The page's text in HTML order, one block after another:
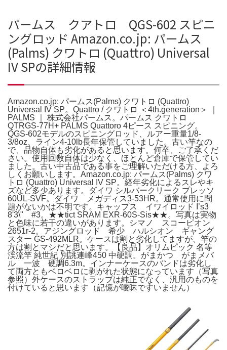
パームス クアトロ QGS-602 スピニ
ングロッド Amazon.co.jp: パームス
(Palms) クワトロ (Quattro) Universal
IV SPの詳細情報
Amazon.co.jp: パームス(Palms) クワトロ (Quattro)
Universal IV SP。Quattro / クワトロ ＜4th.generation＞ ｜
PALMS ｜ 株式会社パームス。パームス クワトロ
QTRGS-77H+ PALMS Quattoro 4ピース スピニング。
QGS-602モデルのスピニングロッド、ルアー重量1/8-
3/8oz、ライン4-10lb長年保管していました。古い竿なの
で、品物自体も劣化があると思います。何卒、ご了承くだ
さい。使用回数自体は少なく、ほとんど倉庫で保管してい
ました。古い中古品である事をご理解いただける方、よろ
しくお願いします。Amazon.co.jp: パームス(Palms) クワ
トロ (Quattro) Universal IV SP。経年劣化によるスレやキ
ズなど多少あります。ダイワ シルバークリーク プレッソ
60UL-SVF。ダイワ メガディス3-53HR。通常使用に問
題がないかは不明です。キャップス イワイロッド I’s3
8'3\" #3。★★tict SRAM EXR-60S-Sis★★。写真は実物
と色味に若干の違いがあります。シマノ スコーピオン
2651r-2。アジングロッド 希少 ハルシオン ギャング
スター GS-492MLR。ケースは割と劣化してますが、竿の
方は割とマシだと思います。【良品】オリムピック 名等
渓流竿 純世紀 別誂連峰450 中硬調。がまかつ がまメバ
ル 一波 硬調6.3m。インナーケースのバンドは劣化し
て両方ともベロベロに剥がれた状態になっています（写真
参照）外ケースのストラップは純正でなく、汎用のものを
付けていると思います（記憶が曖昧ですいません）